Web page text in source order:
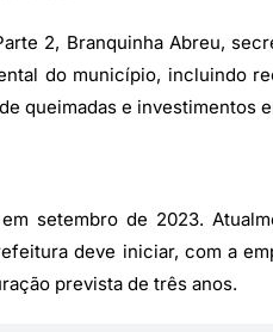
2, Branquinha Abreu,
do município, incluindo
queimadas e investimentos
setembro de 2023.
deve iniciar, com a
prevista de três anos.